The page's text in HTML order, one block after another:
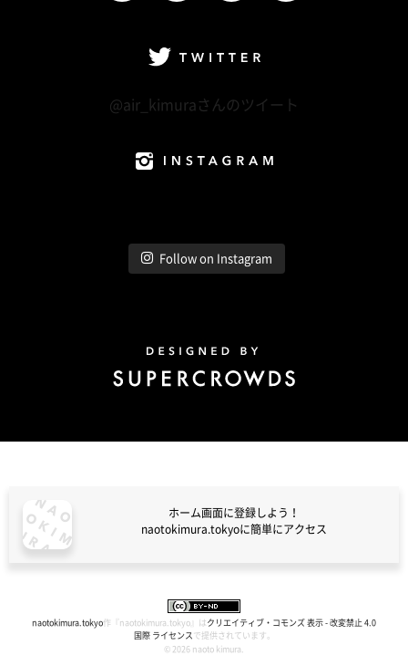
@air_kimuraさんのツイート
Follow on Instagram
ホーム画面に登録しよう！
naotokimura.tokyoに簡単にアクセス
naotokimura.tokyo作『 naotokimura.tokyo 』は クリエイティブ・コモンズ 表示 - 改変禁止 4.0
国際 ライセンス で提供されています。
© 2026 naoto kimura.